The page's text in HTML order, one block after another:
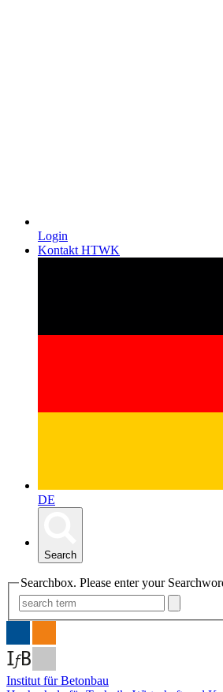
Login
Kontakt HTWK
DE
Search
Searchbox. Please enter your
Institut für Betonbau